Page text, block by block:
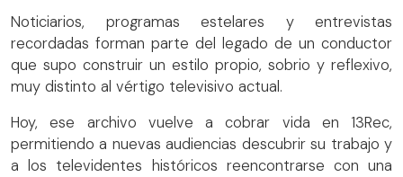
Noticiarios, programas estelares y entrevistas
recordadas forman parte del legado de un conductor
que supo construir un estilo propio, sobrio y reflexivo,
muy distinto al vértigo televisivo actual.
Hoy, ese archivo vuelve a cobrar vida en 13Rec,
permitiendo a nuevas audiencias descubrir su trabajo y
a los televidentes históricos reencontrarse con una